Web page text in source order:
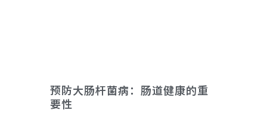
预防大肠杆菌病：肠道健康的重
要性